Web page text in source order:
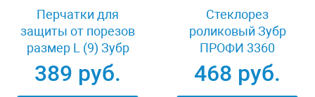
Перчатки для
защиты от порезов
размер L (9) Зубр
11277-L
389 руб.
Стеклорез
роликовый Зубр
ПРОФИ 3360
468 руб.